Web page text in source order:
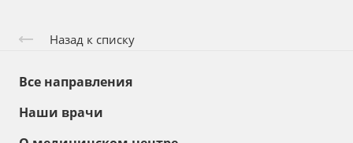
Назад к списку
Все направления
Наши врачи